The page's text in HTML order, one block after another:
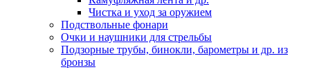
Чистка и уход за оружием
Подствольные фонари
Очки и наушники для стрельбы
Подзорные трубы, бинокли, барометры и др. из
бронзы